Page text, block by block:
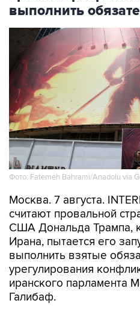
Фото: Fatemeh Bahrami/Anadolu via
Москва. 7 августа.
США Дональда Трампа,
Ирана, пытается его
выполнить взятые
урегулирования
иранского парламента
Галибаф.
В МИРЕ